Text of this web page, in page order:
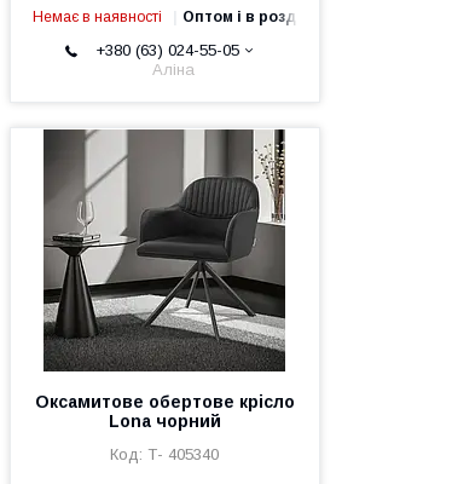
Немає в наявності Оптом і в роздріб
+380 (63) 024-55-05
Аліна
Оксамитове обертове крісло
Lona чорний
Т- 405340